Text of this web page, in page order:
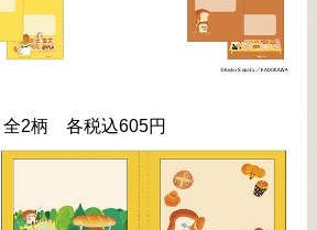
2柄 各税込605円